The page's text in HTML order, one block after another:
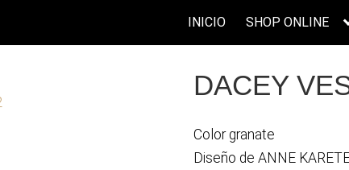
INICIO SHOP ONLINE
DACEY
Color granate
Diseño de ANNE